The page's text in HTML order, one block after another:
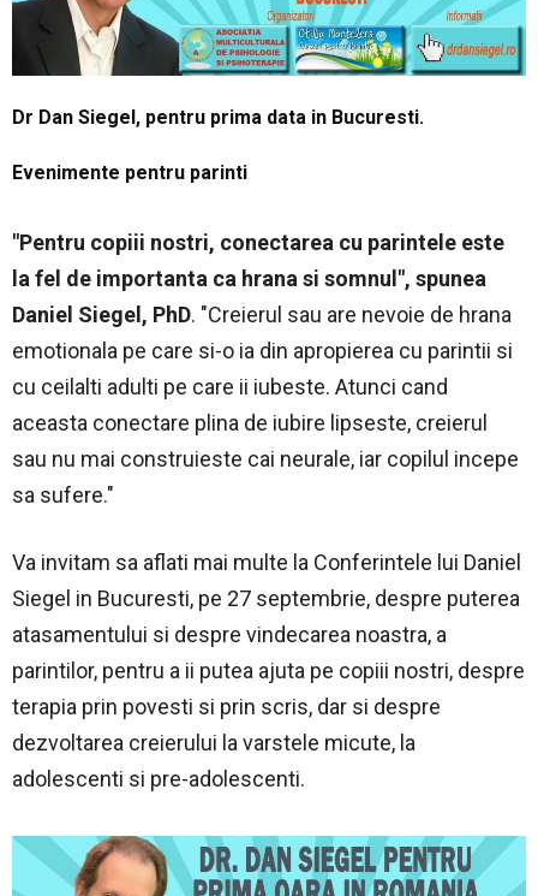
Dr Dan Siegel, pentru prima data in Bucuresti.
Evenimente pentru parinti
"Pentru copiii nostri, conectarea cu parintele este
la fel de importanta ca hrana si somnul", spunea
Daniel Siegel, PhD. "Creierul sau are nevoie de hrana
emotionala pe care si-o ia din apropierea cu parintii si
cu ceilalti adulti pe care ii iubeste. Atunci cand
aceasta conectare plina de iubire lipseste, creierul
sau nu mai construieste cai neurale, iar copilul incepe
sa sufere."
Va invitam sa aflati mai multe la Conferintele lui Daniel
Siegel in Bucuresti, pe 27 septembrie, despre puterea
atasamentului si despre vindecarea noastra, a
parintilor, pentru a ii putea ajuta pe copiii nostri, despre
terapia prin povesti si prin scris, dar si despre
dezvoltarea creierului la varstele micute, la
adolescenti si pre-adolescenti.